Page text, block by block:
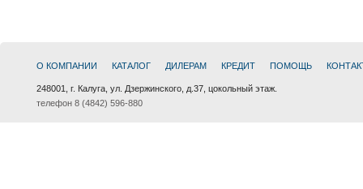
О КОМПАНИИ КАТАЛОГ ДИЛЕРАМ КРЕДИТ ПОМОЩЬ
248001, г. Калуга, ул. Дзержинского, д.37, цокольный этаж.
телефон 8 (4842) 596-880